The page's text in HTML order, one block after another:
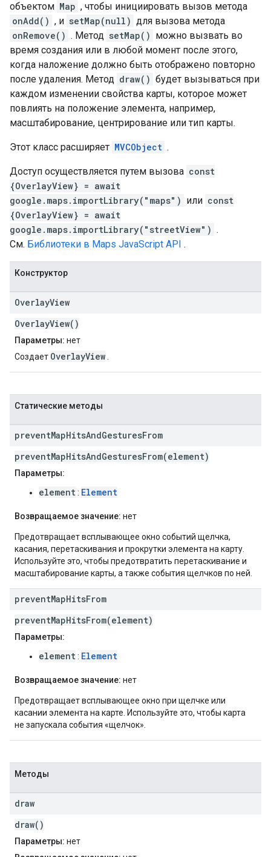
объектом Map , чтобы инициировать вызов метода
onAdd() , и setMap(null) для вызова метода
onRemove() . Метод setMap() можно вызвать во
время создания или в любой момент после этого,
когда наложение должно быть отображено повторно
после удаления. Метод draw() будет вызываться при
каждом изменении свойства карты, которое может
повлиять на положение элемента, например,
масштабирование, центрирование или тип карты.
Этот класс расширяет MVCObject .
Доступ осуществляется путем вызова const
{OverlayView} = await
google.maps.importLibrary("maps") или const
{OverlayView} = await
google.maps.importLibrary("streetView") .
См. Библиотеки в Maps JavaScript API .
Конструктор
OverlayView
OverlayView()
Параметры: нет
Создает OverlayView
Статические методы
preventMapHitsAndGesturesFrom
preventMapHitsAndGesturesFrom(element)
Параметры:
element: Element
Возвращаемое значение: нет
Предотвращает всплывающее окно событий щелчка,
касания, перетаскивания и прокрутки элемента на карту.
Используйте это, чтобы предотвратить перетаскивание и
масштабирование карты, а также события щелчков по ней.
preventMapHitsFrom
preventMapHitsFrom(element)
Параметры:
element: Element
Возвращаемое значение: нет
Предотвращает всплывающее окно при щелчке или
касании элемента на карте. Используйте это, чтобы карта
не запускала события «щелчок».
Методы
draw
draw()
Параметры: нет